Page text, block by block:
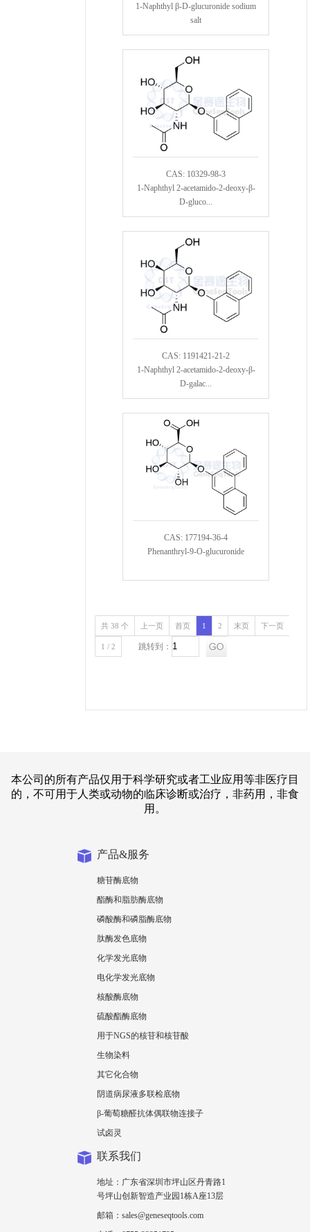
1-Naphthyl β-D-glucuronide sodium
salt
CAS: 10329-98-3
1-Naphthyl 2-acetamido-2-deoxy-β-
D-gluco...
CAS: 1191421-21-2
1-Naphthyl 2-acetamido-2-deoxy-β-
D-galac...
CAS: 177194-36-4
Phenanthryl-9-O-glucuronide
共 38 个 上一页 首页 1 2 末页 下一页
1 / 2 跳转到：
本公司的所有产品仅用于科学研究或者工业应用等非医疗目
的，不可用于人类或动物的临床诊断或治疗，非药用，非食
用。
产品&服务
糖苷酶底物
酯酶和脂肪酶底物
磷酸酶和磷脂酶底物
肽酶发色底物
化学发光底物
电化学发光底物
核酸酶底物
硫酸酯酶底物
用于NGS的核苷和核苷酸
生物染料
其它化合物
阴道病尿液多联检底物
β-葡萄糖醛抗体偶联物连接子
试卤灵
联系我们
地址：广东省深圳市坪山区丹青路1
号坪山创新智造产业园1栋A座13层
邮箱：sales@geneseqtools.com